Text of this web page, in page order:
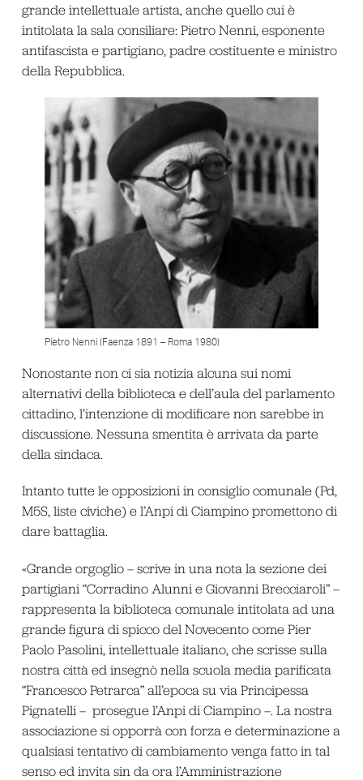
grande intellettuale artista, anche quello cui è
intitolata la sala consiliare: Pietro Nenni, esponente
antifascista e partigiano, padre costituente e ministro
della Repubblica.
Pietro Nenni (Faenza 1891 – Roma 1980)
Nonostante non ci sia notizia alcuna sui nomi
alternativi della biblioteca e dell’aula del parlamento
cittadino, l’intenzione di modificare non sarebbe in
discussione. Nessuna smentita è arrivata da parte
della sindaca.
Intanto tutte le opposizioni in consiglio comunale (Pd,
M5S, liste civiche) e l’Anpi di Ciampino promettono di
dare battaglia.
«Grande orgoglio – scrive in una nota la sezione dei
partigiani “Corradino Alunni e Giovanni Brecciaroli” –
rappresenta la biblioteca comunale intitolata ad una
grande figura di spicco del Novecento come Pier
Paolo Pasolini, intellettuale italiano, che scrisse sulla
nostra città ed insegnò nella scuola media parificata
“Francesco Petrarca” all’epoca su via Principessa
Pignatelli – prosegue l’Anpi di Ciampino –. La nostra
associazione si opporrà con forza e determinazione a
qualsiasi tentativo di cambiamento venga fatto in tal
senso ed invita sin da ora l’Amministrazione